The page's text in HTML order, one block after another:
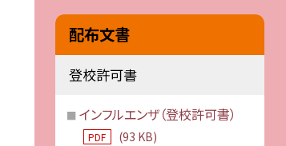
配布文書
登校許可書
インフルエンザ（登校許可書）
PDF (93 KB)